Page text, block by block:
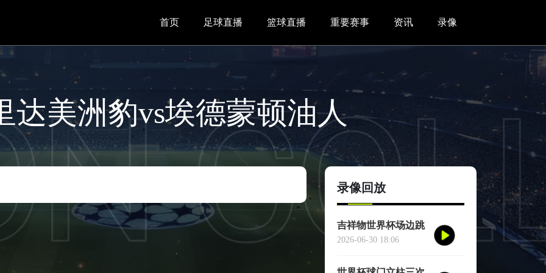
首页 足球直播 篮球直播 重要赛事 资讯 录像
达美洲豹vs埃德蒙顿油人
录像回放
吉祥物世界杯场边跳
舞干扰对方门将
2026-06-30 18:06